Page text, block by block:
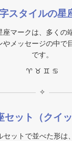
スタイルの星
マークは、多くの
やメッセージの中で
です。
♈ ♉ ♊ ♋
✧
セット（クイッ
ットで並べた形は